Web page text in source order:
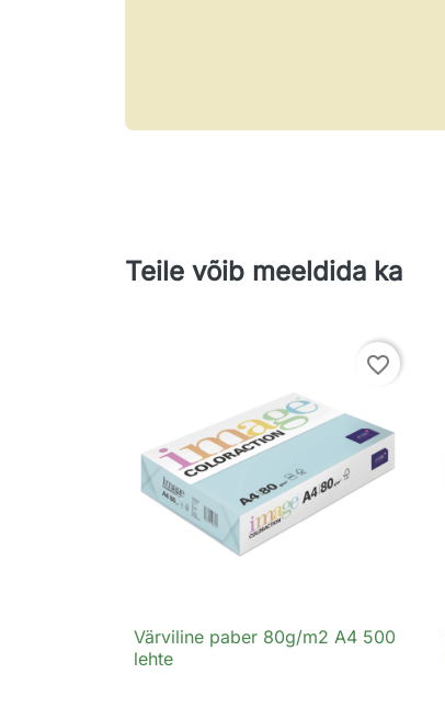
Teile võib meeldida ka
favorite_border
 Kiirvaade
Värviline paber 80g/m2 A4 500
lehte